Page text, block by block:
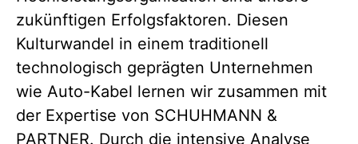
zukünftigen Erfolgsfaktoren. Diesen
Kulturwandel in einem traditionell
technologisch geprägten Unternehmen
wie Auto-Kabel lernen wir zusammen mit
der Expertise von SCHUHMANN &
PARTNER. Durch die intensive Analyse